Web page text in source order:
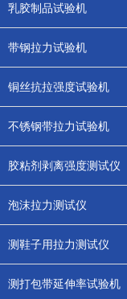
乳胶制品试验机
带钢拉力试验机
铜丝抗拉强度试验机
不锈钢带拉力试验机
胶粘剂剥离强度测试仪
泡沫拉力测试仪
测鞋子用拉力测试仪
测打包带延伸率试验机